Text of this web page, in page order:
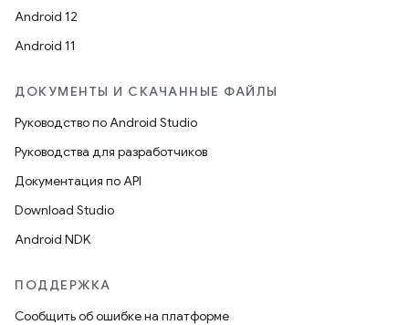
Android 12
Android 11
ДОКУМЕНТЫ И СКАЧАННЫЕ ФАЙЛЫ
Руководство по Android Studio
Руководства для разработчиков
Документация по API
Download Studio
Android NDK
ПОДДЕРЖКА
Сообщить об ошибке на платформе